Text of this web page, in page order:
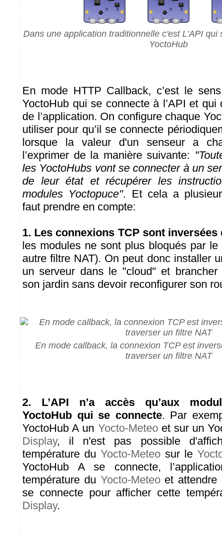
Dans une application traditionnelle c'est L'API qui
YoctoHub
En mode HTTP Callback, c’est le
YoctoHub qui se connecte à l’API et qui
de l’application. On configure chaque
utiliser pour qu’il se connecte
lorsque la valeur d'un senseur a
l’exprimer de la manière suivante:
les YoctoHubs vont se connecter à un
de leur état et récupérer les
modules Yoctopuce". Et cela a
faut prendre en compte:
1. Les connexions TCP sont inversées
les modules ne sont plus bloqués par le
autre filtre NAT). On peut donc installer
un serveur dans le "cloud" et brancher
son jardin sans devoir reconfigurer son
En mode callback, la connexion TCP est
traverser un filtre NAT
2. L’API n’a accès qu’aux
YoctoHub qui se connecte. Par
YoctoHub A un Yocto-Meteoet sur un
Display, il n'est pas possible
température du Yocto-Meteo sur le
YoctoHub A se connecte,
température du Yocto-Meteoet attendre
se connecte pour afficher cette
Display.